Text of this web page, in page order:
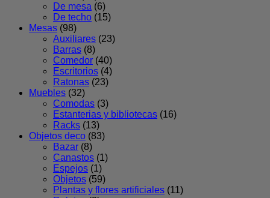
De mesa (6)
De techo (15)
Mesas (98)
Auxiliares (23)
Barras (8)
Comedor (40)
Escritorios (4)
Ratonas (23)
Muebles (32)
Comodas (3)
Estanterias y bibliotecas (16)
Racks (13)
Objetos deco (83)
Bazar (8)
Canastos (1)
Espejos (1)
Objetos (59)
Plantas y flores artificiales (11)